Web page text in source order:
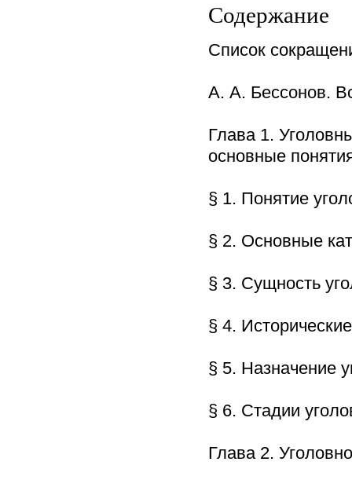
Содержание
Список
А. А. Бессонов.
Глава 1.
основные
§ 1. Понятие
§ 2. Основные
§ 3. Сущность
§ 4.
§ 5. Назначение
§ 6. Стадии
Глава 2.